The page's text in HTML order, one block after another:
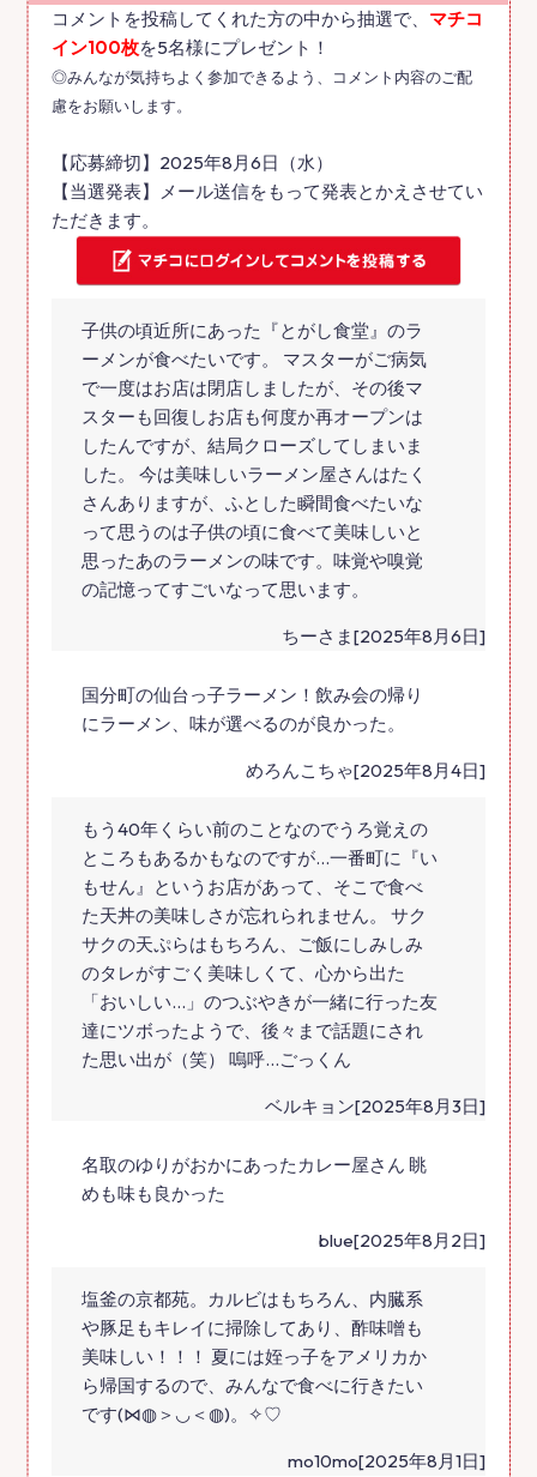
コメントを投稿してくれた方の中から抽選で、 マチコ
イン100枚を5名様にプレゼント！
◎みんなが気持ちよく参加できるよう、コメント内容のご配
慮をお願いします。
【応募締切】2025年8月6日（水）
【当選発表】メール送信をもって発表とかえさせてい
ただきます。
子供の頃近所にあった『とがし食堂』のラ
ーメンが食べたいです。 マスターがご病気
で一度はお店は閉店しましたが、その後マ
スターも回復しお店も何度か再オープンは
したんですが、結局クローズしてしまいま
した。 今は美味しいラーメン屋さんはたく
さんありますが、ふとした瞬間食べたいな
って思うのは子供の頃に食べて美味しいと
思ったあのラーメンの味です。味覚や嗅覚
の記憶ってすごいなって思います。
ちーさま[2025年8月6日]
国分町の仙台っ子ラーメン！飲み会の帰り
にラーメン、味が選べるのが良かった。
めろんこちゃ[2025年8月4日]
もう40年くらい前のことなのでうろ覚えの
ところもあるかもなのですが…一番町に『い
もせん』というお店があって、そこで食べ
た天丼の美味しさが忘れられません。 サク
サクの天ぷらはもちろん、ご飯にしみしみ
のタレがすごく美味しくて、心から出た
「おいしい…」のつぶやきが一緒に行った友
達にツボったようで、後々まで話題にされ
た思い出が（笑） 嗚呼…ごっくん
ベルキョン[2025年8月3日]
名取のゆりがおかにあったカレー屋さん 眺
めも味も良かった
blue[2025年8月2日]
塩釜の京都苑。カルビはもちろん、内臓系
や豚足もキレイに掃除してあり、酢味噌も
美味しい！！！ 夏には姪っ子をアメリカか
ら帰国するので、みんなで食べに行きたい
です(⋈◍＞◡＜◍)。✧♡
mo10mo[2025年8月1日]